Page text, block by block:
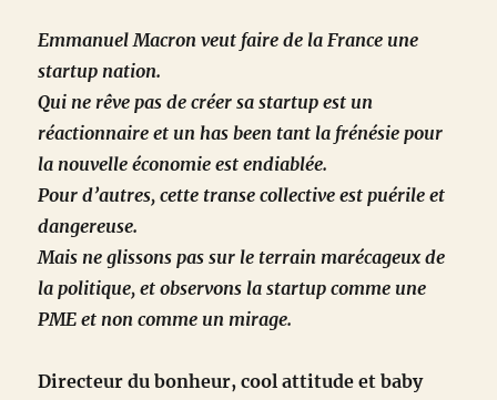
Emmanuel Macron veut faire de la France une
startup nation.
Qui ne rêve pas de créer sa startup est un
réactionnaire et un has been tant la frénésie pour
la nouvelle économie est endiablée.
Pour d’autres, cette transe collective est puérile et
dangereuse.
Mais ne glissons pas sur le terrain marécageux de
la politique, et observons la startup comme une
PME et non comme un mirage.
Directeur du bonheur, cool attitude et baby